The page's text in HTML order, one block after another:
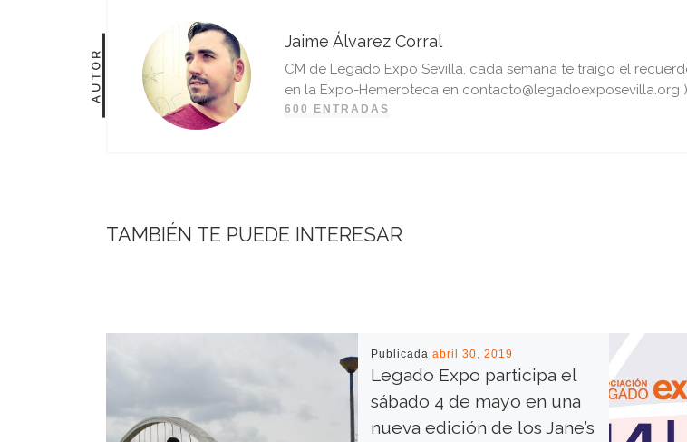
AUTOR
Jaime Álvarez Corral
CM de Legado Expo Sevilla, cada semana te traigo el
en la Expo-Hemeroteca en contacto@legadoexposevilla.org )
600 ENTRADAS
TAMBIÉN TE PUEDE INTERESAR
Publicada abril 30, 2019
Legado Expo participa el
sábado 4 de mayo en una
nueva edición de los Jane’s